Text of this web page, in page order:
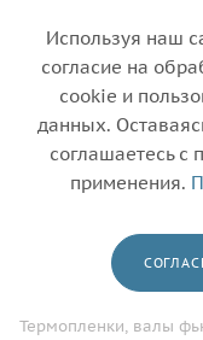
350/450
Каталог
Термопленки, валы
Используя наш
согласие на
cookie и
данных.
соглашаетесь с
применения.